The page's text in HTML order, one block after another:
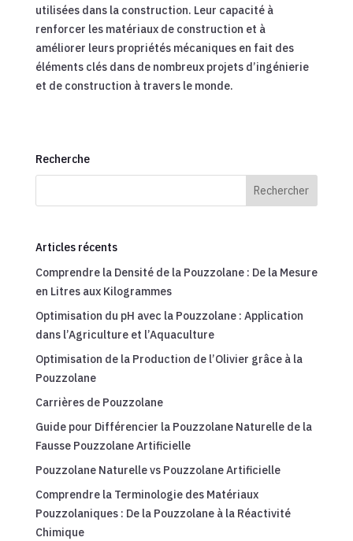
utilisées dans la construction. Leur capacité à
renforcer les matériaux de construction et à
améliorer leurs propriétés mécaniques en fait des
éléments clés dans de nombreux projets d’ingénierie
et de construction à travers le monde.
Recherche
Articles récents
Comprendre la Densité de la Pouzzolane : De la Mesure
en Litres aux Kilogrammes
Optimisation du pH avec la Pouzzolane : Application
dans l’Agriculture et l’Aquaculture
Optimisation de la Production de l’Olivier grâce à la
Pouzzolane
Carrières de Pouzzolane
Guide pour Différencier la Pouzzolane Naturelle de la
Fausse Pouzzolane Artificielle
Pouzzolane Naturelle vs Pouzzolane Artificielle
Comprendre la Terminologie des Matériaux
Pouzzolaniques : De la Pouzzolane à la Réactivité
Chimique